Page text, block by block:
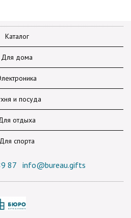
Каталог
Для дома
и посуда
отдыха
Для спорта
87 info@bureau.gifts